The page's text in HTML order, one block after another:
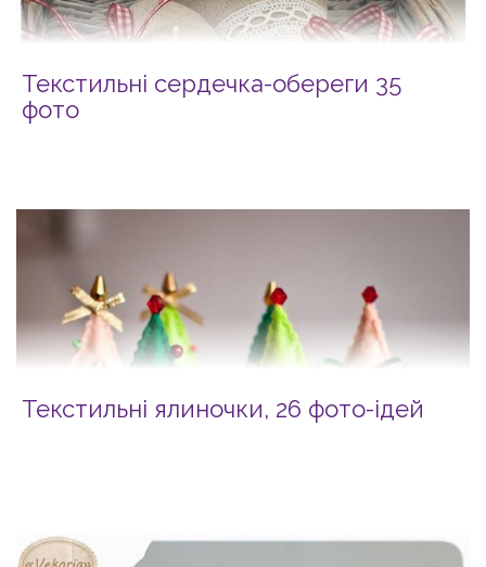
Текстильні сердечка-обереги 35
фото
Текстильні ялиночки, 26 фото-ідей